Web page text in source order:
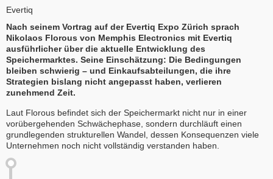
Evertiq
Nach seinem Vortrag auf der Evertiq Expo Zürich sprach
Nikolaos Florous von Memphis Electronics mit Evertiq
ausführlicher über die aktuelle Entwicklung des
Speichermarktes. Seine Einschätzung: Die Bedingungen
bleiben schwierig – und Einkaufsabteilungen, die ihre
Strategien bislang nicht angepasst haben, verlieren
zunehmend Zeit.
Laut Florous befindet sich der Speichermarkt nicht nur in einer
vorübergehenden Schwächephase, sondern durchläuft einen
grundlegenden strukturellen Wandel, dessen Konsequenzen viele
Unternehmen noch nicht vollständig verstanden haben.